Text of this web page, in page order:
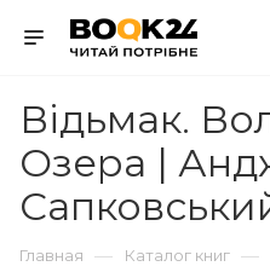
Відьмак.
Озера |
Главная — Каталог книг —